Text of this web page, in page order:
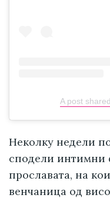
A post
Неколку недели
сподели интимни
прославата, на
венчаница од